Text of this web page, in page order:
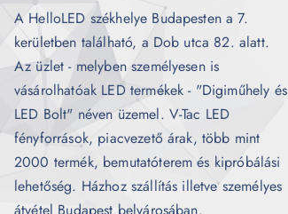
A HelloLED székhelye Budapesten a 7.
kerületben található, a Dob utca 82. alatt.
Az üzlet - melyben személyesen is
vásárolhatóak LED termékek - "Digiműhely és
LED Bolt" néven üzemel. V-Tac LED
fényforrások, piacvezető árak, több mint
2000 termék, bemutatóterem és kipróbálási
lehetőség. Házhoz szállítás illetve személyes
átvétel Budapest belvárosában.